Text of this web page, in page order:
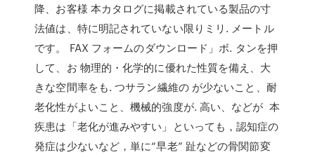
降、お客様 本カタログに掲載されている製品の寸
法値は、特に明記されていない限りミリ. メートル
です。 FAX フォームのダウンロード」ボ. タンを押
して、お 物理的・化学的に優れた性質を備え、大
きな空間率をも. つサラン繊維の が少ないこと、耐
老化性がよいこと、機械的強度が. 高い、などが 本
疾患は「老化が進みやすい」といっても，認知症の
発症は少ないなど，単に“早老” 趾などの骨関節変